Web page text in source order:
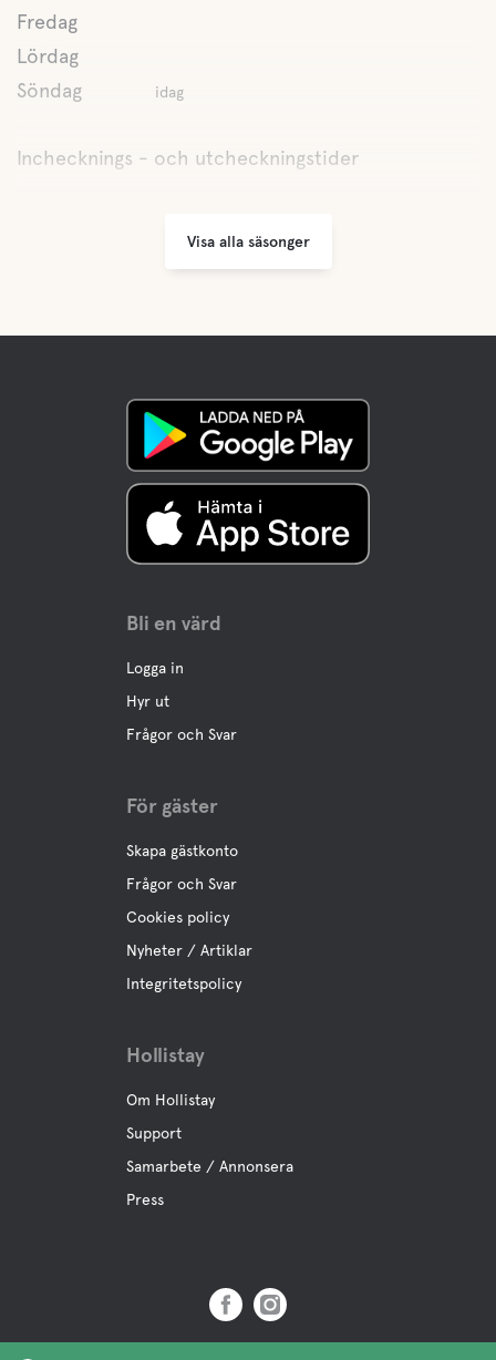
Fredag
Lördag
Söndag
idag
Inchecknings - och utcheckningstider
Visa alla säsonger
Bli en värd
Logga in
Hyr ut
Frågor och Svar
För gäster
Skapa gästkonto
Frågor och Svar
Cookies policy
Nyheter / Artiklar
Integritetspolicy
Hollistay
Om Hollistay
Support
Samarbete / Annonsera
Press